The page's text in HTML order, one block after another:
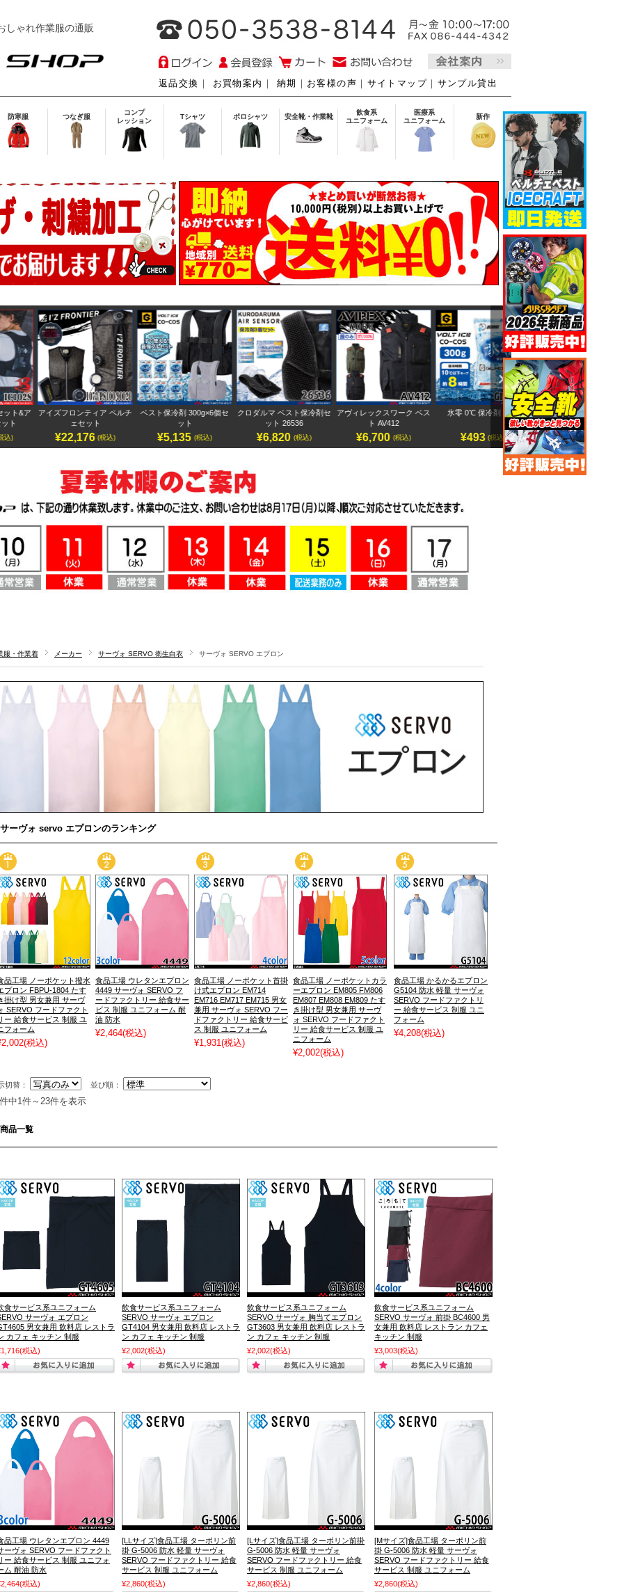
ゃれ作業服の通販
返品交換 ｜ お買物案内 ｜ 納期 ｜ お客様の声 ｜ サイトマップ ｜ サンプル貸出
防寒服 つなぎ服
コンプ
レッション
Tシャツ ポロシャツ 安全靴・作業靴
飲食系
ユニフォーム
医療系
ユニフォーム
新作
ア
アイズフロンティア ペルチ
ェセット
¥22,176 (税込)
ベスト保冷剤 300g×6個セ
¥5,135 (税込)
クロダルマ ベスト保冷剤セ
ット 26536
¥6,820 (税込)
アヴィレックスワーク ベス
ト AV412
¥6,700 (税込)
氷零 0℃ 保冷剤 300g
¥493 (税込)
アヴィレックスワーク 半袖
ブルゾン AV413
¥7,500 (税込)
Next
服・作業着 メーカー サーヴォ SERVO 衛生白衣 サーヴォ SERVO エプロン
サーヴォ servo エプロンのランキング
品工場 ノーポケット撥水
プロン FBPU-1804 たす
掛け型 男女兼用 サーヴ
SERVO フードファクト
ー 給食サービス 制服 ユ
フォーム
(税込)
食品工場 ウレタンエプロン
4449 サーヴォ SERVO フ
ードファクトリー 給食サー
ビス 制服 ユニフォーム 耐
油 防水
¥2,464(税込)
食品工場 ノーポケット首掛
け式エプロン EM714
EM716 EM717 EM715 男女
兼用 サーヴォ SERVO フー
ドファクトリー 給食サービ
ス 制服 ユニフォーム
¥1,931(税込)
食品工場 ノーポケットカラ
ーエプロン EM805 FM806
EM807 EM808 EM809 たす
き掛け型 男女兼用 サーヴ
ォ SERVO フードファクト
リー 給食サービス 制服 ユ
ニフォーム
¥2,002(税込)
食品工場 かるかるエプロン
G5104 防水 軽量 サーヴォ
SERVO フードファクトリ
ー 給食サービス 制服 ユニ
フォーム
¥4,208(税込)
切替： 並び順：
中1件～23件を表示
商品一覧
食サービス系ユニフォーム
サーヴォ エプロン
男女兼用 飲料店 レストラ
カフェ キッチン 制服
(税込)
飲食サービス系ユニフォーム
SERVO サーヴォ エプロン
GT4104 男女兼用 飲料店 レストラ
ン カフェ キッチン 制服
¥2,002(税込)
飲食サービス系ユニフォーム
SERVO サーヴォ 胸当てエプロン
GT3603 男女兼用 飲料店 レストラ
ン カフェ キッチン 制服
¥2,002(税込)
飲食サービス系ユニフォーム
SERVO サーヴォ 前掛 BC4600 男
女兼用 飲料店 レストラン カフェ
キッチン 制服
¥3,003(税込)
品工場 ウレタンエプロン 4449
ーヴォ SERVO フードファクト
ー 給食サービス 制服 ユニフォ
ム 耐油 防水
(税込)
[LLサイズ]食品工場 ターポリン前
掛 G-5006 防水 軽量 サーヴォ
SERVO フードファクトリー 給食
サービス 制服 ユニフォーム
¥2,860(税込)
[Lサイズ]食品工場 ターポリン前掛
G-5006 防水 軽量 サーヴォ
SERVO フードファクトリー 給食
サービス 制服 ユニフォーム
¥2,860(税込)
[Mサイズ]食品工場 ターポリン前
掛 G-5006 防水 軽量 サーヴォ
SERVO フードファクトリー 給食
サービス 制服 ユニフォーム
¥2,860(税込)